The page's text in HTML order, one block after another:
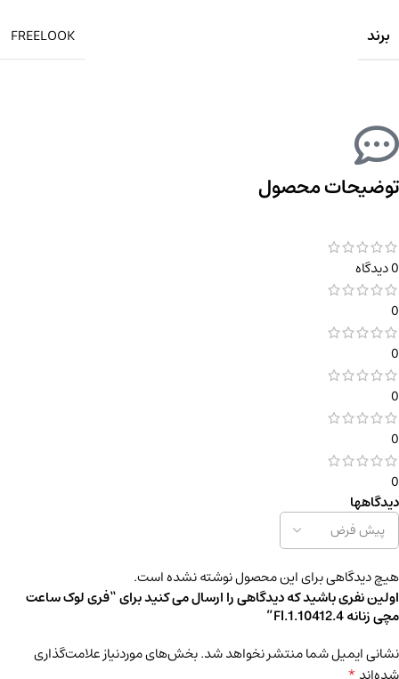
برند FREELOOK
توضیحات محصول
0 دیدگاه
0
0
0
0
0
دیدگاهها
هیچ دیدگاهی برای این محصول نوشته نشده است.
اولین نفری باشید که دیدگاهی را ارسال می کنید برای “فری لوک ساعت
مچی زنانه Fl.1.10412.4”
نشانی ایمیل شما منتشر نخواهد شد.بخش‌های موردنیاز علامت‌گذاری